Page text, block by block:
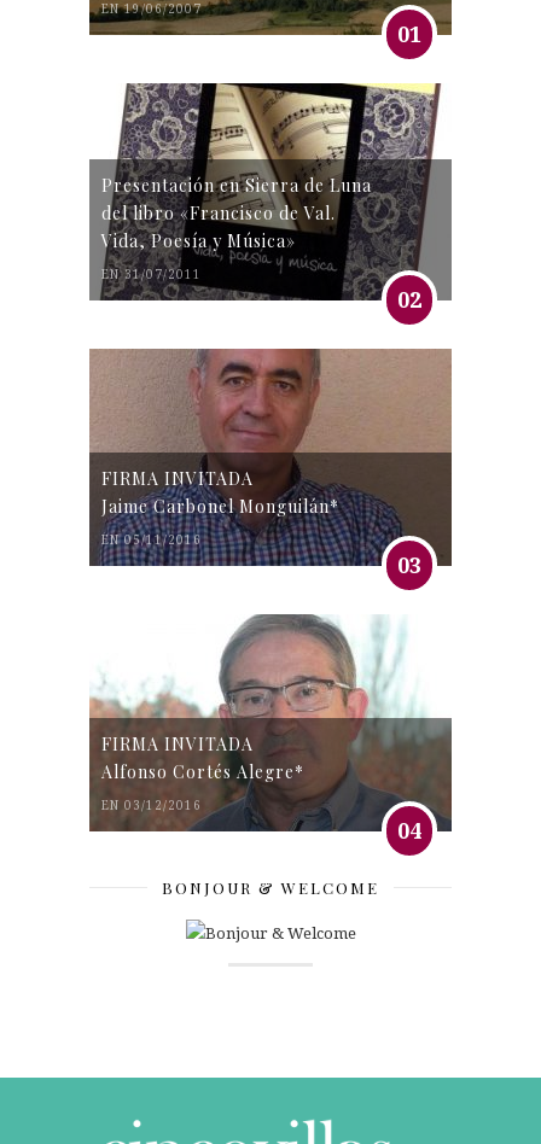
EN 19/06/2007
01
Presentación en Sierra de Luna
del libro «Francisco de Val.
Vida, Poesía y Música»
EN 31/07/2011
02
FIRMA INVITADA
Jaime Carbonel Monguilán*
EN 05/11/2016
03
FIRMA INVITADA
Alfonso Cortés Alegre*
EN 03/12/2016
04
BONJOUR & WELCOME